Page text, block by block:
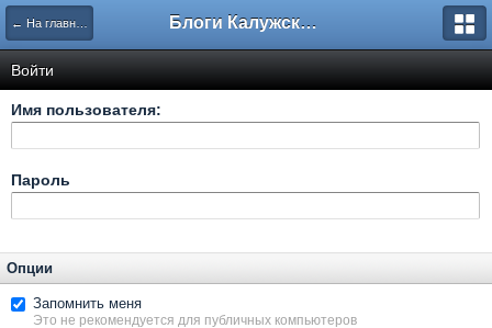
← На главную Блоги Калужского перекрестка
Войти
Имя пользователя:
Пароль
Опции
Запомнить меня
Это не рекомендуется для публичных компьютеров